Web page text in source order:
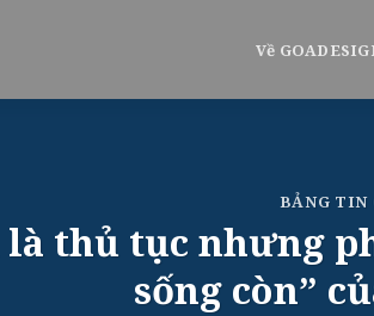
Về
BẢNG TIN
thủ tục nhưng
sống còn”